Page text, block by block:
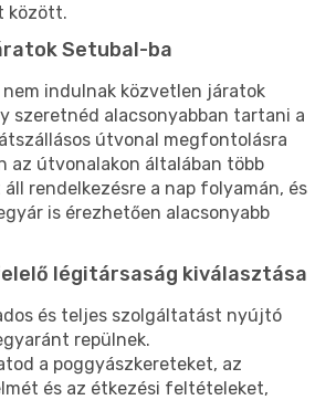
között.
Setubal-ba
nem indulnak közvetlen járatok
szeretnéd alacsonyabban tartani a
útvonal megfontolásra
az útvonalakon általában több
rendelkezésre a nap folyamán, és
is érezhetően alacsonyabb
légitársaság kiválasztása
és teljes szolgáltatást nyújtó
repülnek.
a poggyászkereteket, az
és az étkezési feltételeket,